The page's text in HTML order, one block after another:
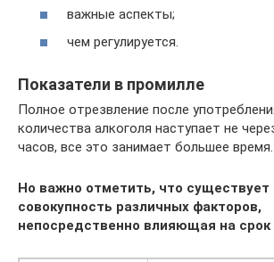
важные аспекты;
чем регулируется.
Показатели в промилле
Полное отрезвление после
количества алкоголя наступает не
часов, все это занимает большее время.
Но важно отметить, что существует
совокупность различных факторов,
непосредственно влияющая на срок